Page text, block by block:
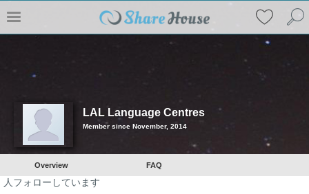
LAL Language Centres
Member since November, 2014
Overview FAQ
人フォローしています